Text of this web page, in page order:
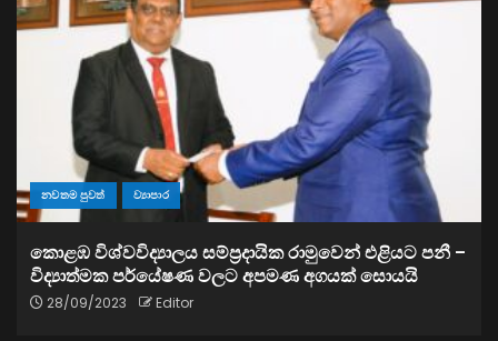
නවතම පුවත් ව්‍යාපාර
කොළඹ විශ්වවිද්‍යාලය සම්ප්‍රදායික රාමුවෙන් එළියට පනී –
විද්‍යාත්මක පර්යේෂණ වලට අපමණ අගයක් සොයයි
28/09/2023 Editor